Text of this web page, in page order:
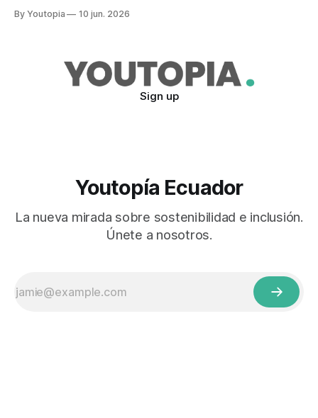
By Youtopia 10 jun. 2026
Sign up
Youtopía Ecuador
La nueva mirada sobre sostenibilidad e inclusión.
Únete a nosotros.